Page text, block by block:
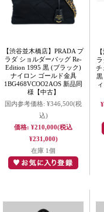
【渋谷並木橋店】PRADA プ
ラダ ショルダーバッグ Re-
Edition 1995 黒 (ブラック)
ナイロン ゴールド金具
1BG468VCOO2AOS 新品同
様【中古】
国内参考価格: ¥346,500(税
込)
価格: ¥210,000(税込
¥231,000)
在庫 1個
チ
黒